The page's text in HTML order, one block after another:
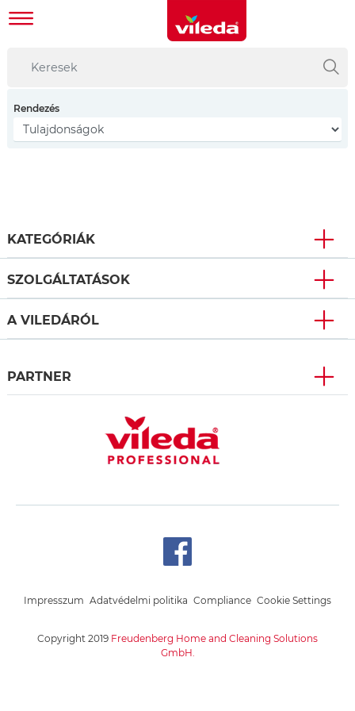
Rendezés
KATEGÓRIÁK
SZOLGÁLTATÁSOK
A VILEDÁRÓL
PARTNER
Copyright 2019 Freudenberg Home and Cleaning Solutions
GmbH.
Impresszum Adatvédelmi politika Compliance Cookie Settings